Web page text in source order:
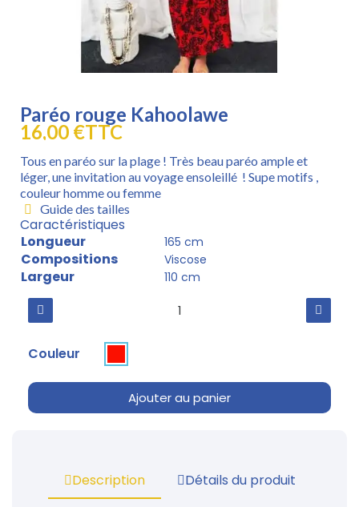
Paréo rouge Kahoolawe
16,00 €TTC
Tous en paréo sur la plage ! Très beau paréo ample et
léger, une invitation au voyage ensoleillé ! Supe motifs ,
couleur homme ou femme
Guide des tailles
Caractéristiques
Longueur
165 cm
Compositions Viscose
Largeur 110 cm
Couleur
Ajouter au panier
Description
Détails du produit